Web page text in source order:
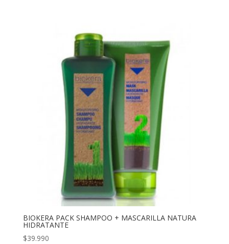
BIOKERA PACK SHAMPOO + MASCARILLA NATURA
HIDRATANTE
$39.990